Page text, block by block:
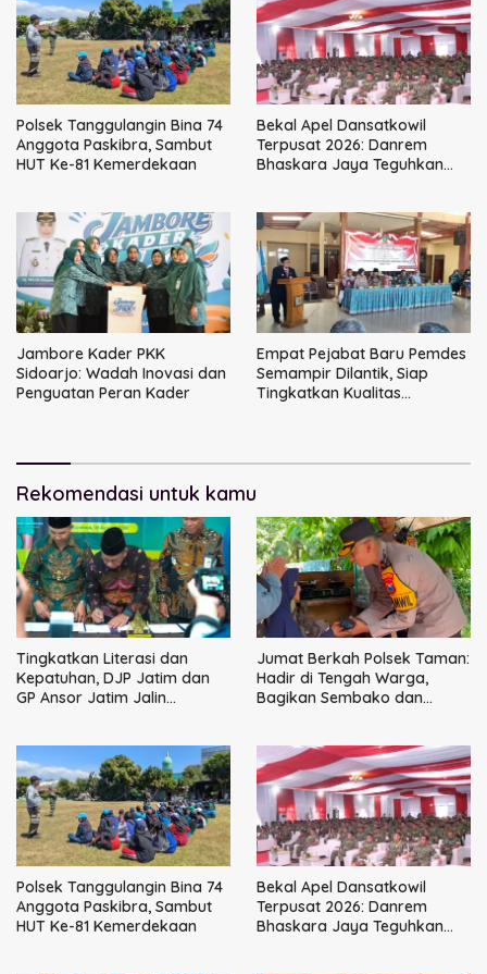
Polsek Tanggulangin Bina 74
Anggota Paskibra, Sambut
HUT Ke-81 Kemerdekaan
Bekal Apel Dansatkowil
Terpusat 2026: Danrem
Bhaskara Jaya Teguhkan
Jambore Kader PKK
Sidoarjo: Wadah Inovasi dan
Penguatan Peran Kader
Empat Pejabat Baru Pemdes
Semampir Dilantik, Siap
Tingkatkan Kualitas
Rekomendasi untuk kamu
Tingkatkan Literasi dan
Kepatuhan, DJP Jatim dan
GP Ansor Jatim Jalin
Jumat Berkah Polsek Taman:
Hadir di Tengah Warga,
Bagikan Sembako dan
Polsek Tanggulangin Bina 74
Anggota Paskibra, Sambut
HUT Ke-81 Kemerdekaan
Bekal Apel Dansatkowil
Terpusat 2026: Danrem
Bhaskara Jaya Teguhkan